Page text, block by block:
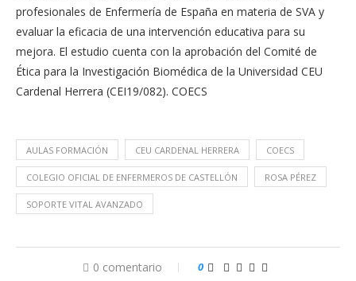
profesionales de Enfermería de España en materia de SVA y
evaluar la eficacia de una intervención educativa para su
mejora. El estudio cuenta con la aprobación del Comité de
Ética para la Investigación Biomédica de la Universidad CEU
Cardenal Herrera (CEI19/082). COECS
AULAS FORMACIÓN CEU CARDENAL HERRERA COECS
COLEGIO OFICIAL DE ENFERMEROS DE CASTELLÓN ROSA PÉREZ
SOPORTE VITAL AVANZADO
0 comentario 0